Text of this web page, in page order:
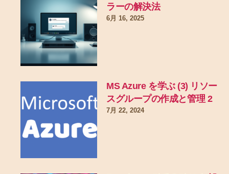
ラーの解決法
6月 16, 2025
MS Azure を学ぶ (3) リソー
スグループの作成と管理 2
7月 22, 2024